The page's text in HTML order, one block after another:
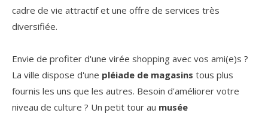
cadre de vie attractif et une offre de services très
diversifiée.
Envie de profiter d'une virée shopping avec vos ami(e)s ?
La ville dispose d'une pléiade de magasins tous plus
fournis les uns que les autres. Besoin d'améliorer votre
niveau de culture ? Un petit tour au musée